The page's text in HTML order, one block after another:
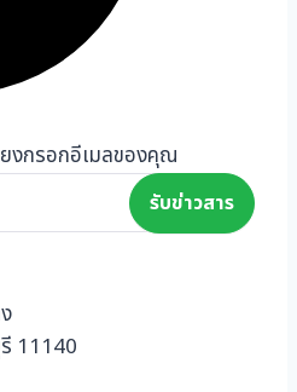
ยงกรอกอีเมลของคุณ
รับข่าวสาร
11140